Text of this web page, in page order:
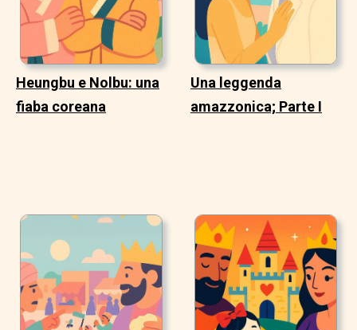
Heungbu e Nolbu: una
fiaba coreana
Una leggenda
amazzonica; Parte I